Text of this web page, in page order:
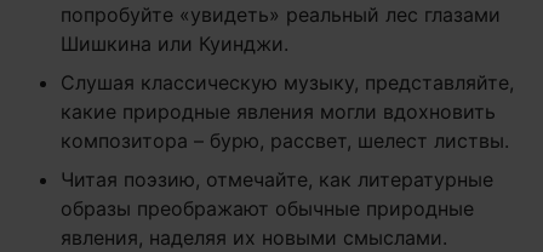
попробуйте «увидеть» реальный лес глазами
Шишкина или Куинджи.
Слушая классическую музыку, представляйте,
какие природные явления могли вдохновить
композитора – бурю, рассвет, шелест листвы.
Читая поэзию, отмечайте, как литературные
образы преображают обычные природные
явления, наделяя их новыми смыслами.